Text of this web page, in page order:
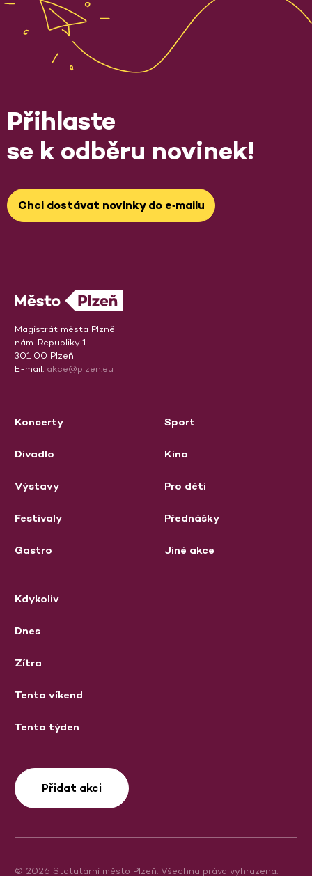
Přihlaste
se k odběru novinek!
Chci dostávat novinky do e‑mailu
Magistrát města Plzně
nám. Republiky 1
301 00 Plzeň
E-mail: akce@plzen.eu
Koncerty
Divadlo
Výstavy
Festivaly
Gastro
Sport
Kino
Pro děti
Přednášky
Jiné akce
Kdykoliv
Dnes
Zítra
Tento víkend
Tento týden
Přidat akci
© 2026 Statutární město Plzeň. Všechna práva vyhrazena.